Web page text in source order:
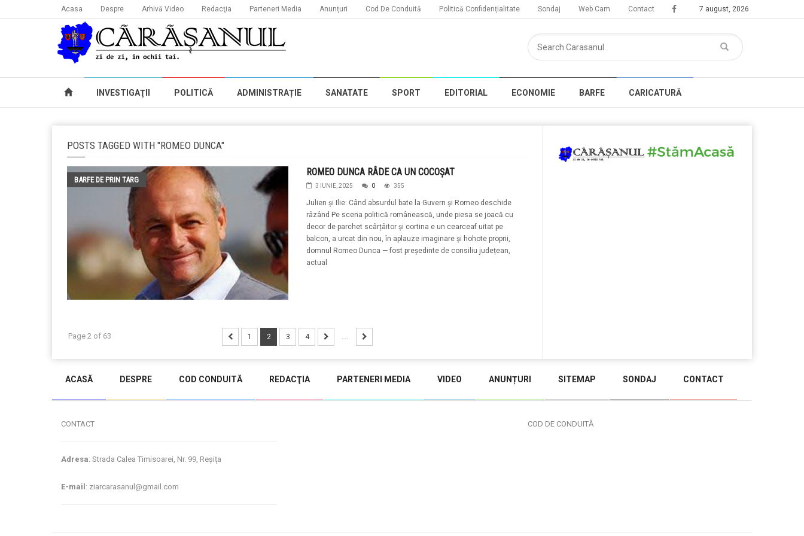
7 august, 2026
Acasa Despre Arhivă Video Redacţia Parteneri Media Anunțuri Cod De Conduită Politică Confidențialitate Sondaj Web Cam Contact
INVESTIGAŢII POLITICĂ ADMINISTRAȚIE SANATATE SPORT EDITORIAL ECONOMIE BARFE CARICATURĂ
POSTS TAGGED WITH "ROMEO DUNCA"
BARFE DE PRIN TARG
ROMEO DUNCA RÂDE CA UN COCOȘAT
3 IUNIE, 2025 0 355
Julien și Ilie: Când absurdul bate la Guvern și Romeo deschide
râzând Pe scena politică românească, unde piesa se joacă cu
decor de parchet scârțâitor și cortina e un cearceaf uitat pe
balcon, a urcat din nou, în aplauze imaginare și hohote proprii,
domnul Romeo Dunca — fost președinte de consiliu județean,
actual
Page 2 of 63 1 2 3 4 ...
ACASĂ DESPRE COD CONDUITĂ REDACŢIA PARTENERI MEDIA VIDEO ANUNȚURI SITEMAP SONDAJ CONTACT
CONTACT
Adresa: Strada Calea Timisoarei, Nr. 99, Reșița
E-mail : ziarcarasanul@gmail.com
COD DE CONDUITĂ